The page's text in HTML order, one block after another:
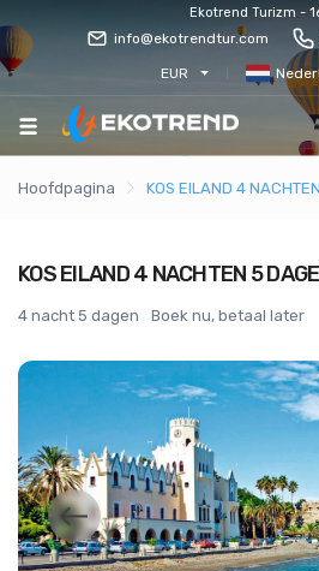
Ekotrend Turizm -
info@ekotrendtur.com
EUR
Hoofdpagina KOS EILAND 4
KOS EILAND 4 NACHTEN 5
4 nacht 5 dagen Boek nu, betaal later